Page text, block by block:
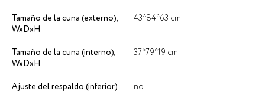
Tamaño de la cuna (externo),
WxDxH
43*84*63 cm
Tamaño de la cuna (interno),
WxDxH
37*79*19 cm
Ajuste del respaldo (inferior) no